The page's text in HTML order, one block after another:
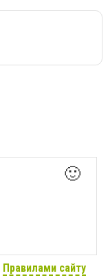
🙂
Правилами сайту